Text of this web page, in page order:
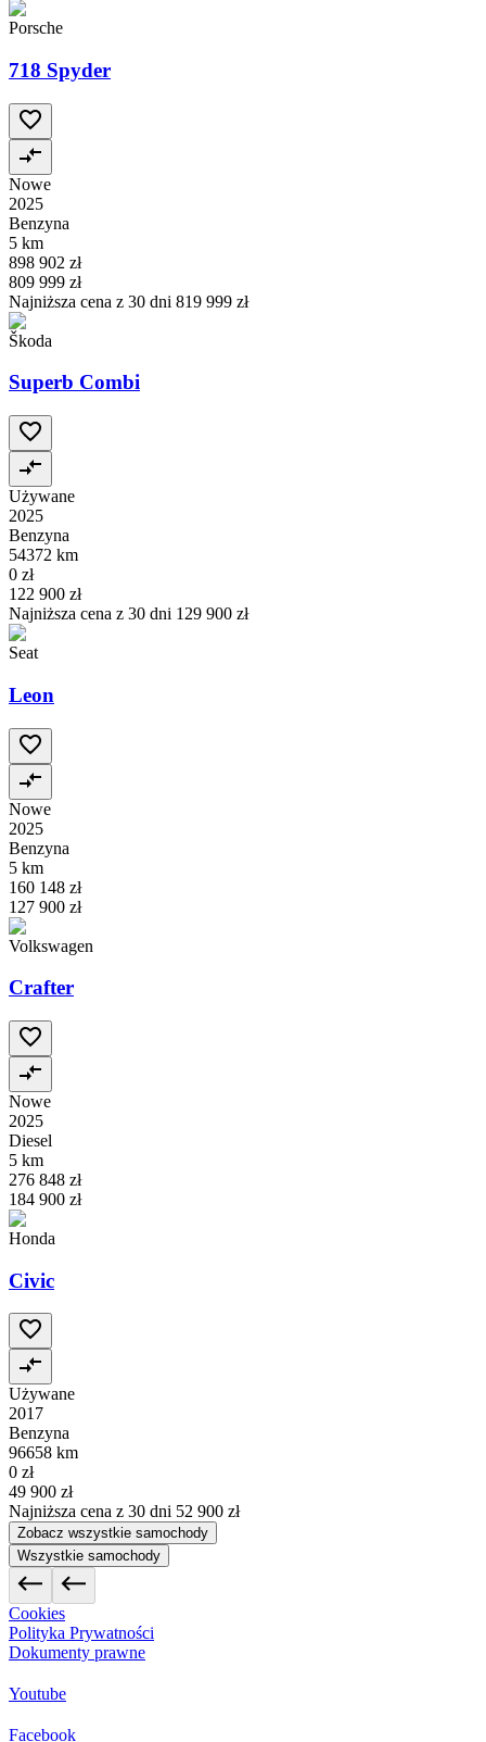
Porsche
718 Spyder
Nowe
2025
Benzyna
5 km
898 902 zł
809 999 zł
Najniższa cena z 30 dni 819 999 zł
Škoda
Superb Combi
Używane
2025
Benzyna
54372 km
0 zł
122 900 zł
Najniższa cena z 30 dni 129 900 zł
Seat
Leon
Nowe
2025
Benzyna
5 km
160 148 zł
127 900 zł
Volkswagen
Crafter
Nowe
2025
Diesel
5 km
276 848 zł
184 900 zł
Honda
Civic
Używane
2017
Benzyna
96658 km
0 zł
49 900 zł
Najniższa cena z 30 dni 52 900 zł
Zobacz wszystkie samochody
Wszystkie samochody
Cookies
Polityka Prywatności
Dokumenty prawne
Youtube
Facebook